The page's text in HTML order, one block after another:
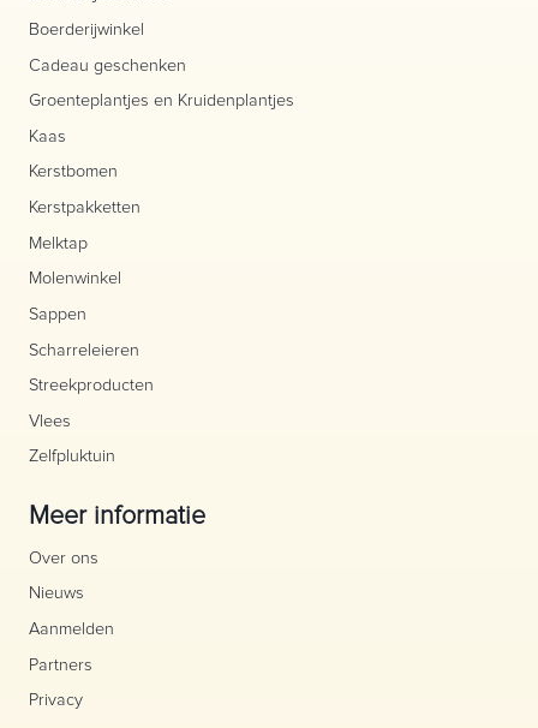
Boerderijwinkel
Cadeau geschenken
Groenteplantjes en Kruidenplantjes
Kaas
Kerstbomen
Kerstpakketten
Melktap
Molenwinkel
Sappen
Scharreleieren
Streekproducten
Vlees
Zelfpluktuin
Meer informatie
Over ons
Nieuws
Aanmelden
Partners
Privacy